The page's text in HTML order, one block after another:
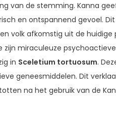
van de stemming. Kanna
en ontspannend gevoel.
volk afkomstig uit de huidige
zijn miraculeuze
in Sceletium tortuosum.
geneesmiddelen. Dit
na het gebruik van de